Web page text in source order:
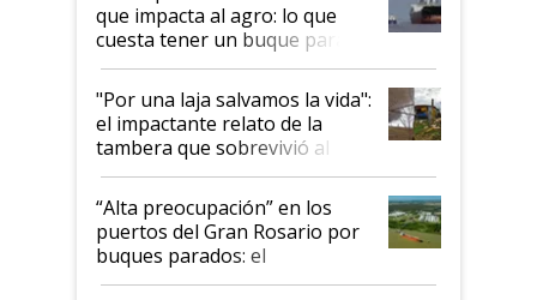
que impacta al agro: lo que
cuesta tener un buque parado
y el peligro de que Argentina
pase a ser "país sucio"
"Por una laja salvamos la vida":
el impactante relato de la
tambera que sobrevivió al
tornado
“Alta preocupación” en los
puertos del Gran Rosario por
buques parados: el
funcionamiento de las